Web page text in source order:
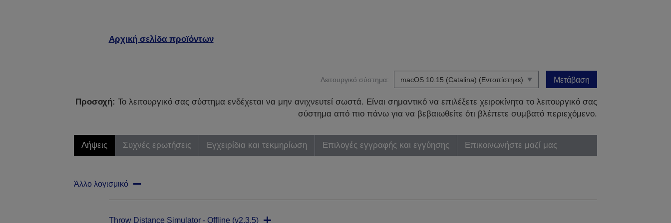
Αρχική σελίδα προϊόντων
Λειτουργικό σύστημα: Μετάβαση
Προσοχή: Το λειτουργικό σας σύστημα ενδέχεται να μην ανιχνευτεί σωστά. Είναι σημαντικό να επιλέξετε χειροκίνητα το λειτουργικό σας
σύστημα από πιο πάνω για να βεβαιωθείτε ότι βλέπετε συμβατό περιεχόμενο.
Λήψεις Συχνές ερωτήσεις Εγχειρίδια και τεκμηρίωση Επιλογές εγγραφής και εγγύησης Επικοινωνήστε μαζί μας
Άλλο λογισμικό
Throw Distance Simulator - Offline (v2.3.5)